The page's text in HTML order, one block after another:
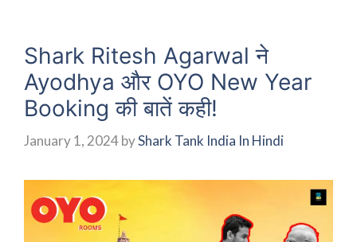
Shark Ritesh Agarwal ने
Ayodhya और OYO New Year
Booking की बातें कही!
January 1, 2024byShark Tank India In Hindi